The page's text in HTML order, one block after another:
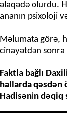
əlaqədə olurdu.
ananın psixoloji
Məlumata görə,
cinayətdən
Faktla bağlı
hallarda qəsdən